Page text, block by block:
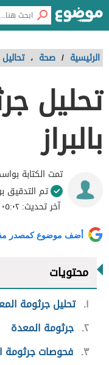
الرئيسية / صحة ،
تحليل
بالبراز
تمت الكتابة
تم التدقيق
آخر تحديث:٠٥:٠٢ ، ١٢ يناير ٢٠٢١
أضف موضوع كمصدر
محتويات
١ تحليل جرثومة
٢ جرثومة المعدة
٣ فحوصات جرثومة